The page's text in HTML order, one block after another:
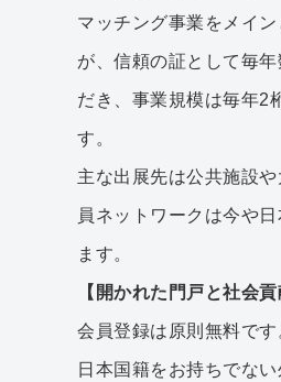
マッチング事業をメイ
が、信頼の証として毎
だき、事業規模は毎年2
す。
主な出展先は公共施設
員ネットワークは今や
ます。
【開かれた門戸と社会貢
会員登録は原則無料です
日本国籍をお持ちでな